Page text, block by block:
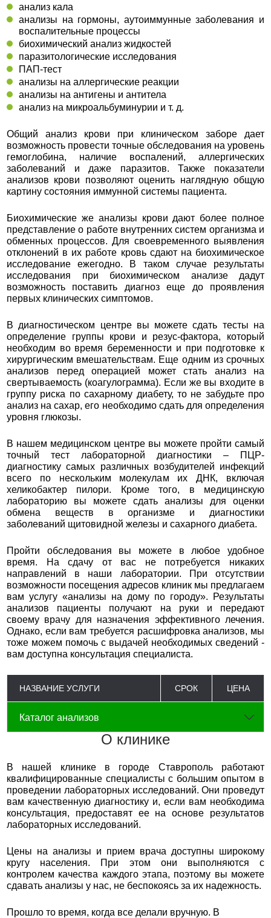
анализ кала
анализы на гормоны, аутоиммунные заболевания и
воспалительные процессы
биохимический анализ жидкостей
паразитологические исследования
ПАП-тест
анализы на аллергические реакции
анализы на антигены и антитела
анализ на микроальбуминурии и т. д.
Общий анализ крови при клиническом заборе дает
возможность провести точные обследования на уровень
гемоглобина, наличие воспалений, аллергических
заболеваний и даже паразитов. Также показатели
анализов крови позволяют оценить наглядную общую
картину состояния иммунной системы пациента.
Биохимические же анализы крови дают более полное
представление о работе внутренних систем организма и
обменных процессов. Для своевременного выявления
отклонений в их работе кровь сдают на биохимическое
исследование ежегодно. В таком случае результаты
исследования при биохимическом анализе дадут
возможность поставить диагноз еще до проявления
первых клинических симптомов.
В диагностическом центре вы можете сдать тесты на
определение группы крови и резус-фактора, который
необходим во время беременности и при подготовке к
хирургическим вмешательствам. Еще одним из срочных
анализов перед операцией может стать анализ на
свертываемость (коагулограмма). Если же вы входите в
группу риска по сахарному диабету, то не забудьте про
анализ на сахар, его необходимо сдать для определения
уровня глюкозы.
В нашем медицинском центре вы можете пройти самый
точный тест лабораторной диагностики – ПЦР-
диагностику самых различных возбудителей инфекций
всего по нескольким молекулам их ДНК, включая
хеликобактер пилори. Кроме того, в медицинскую
лабораторию вы можете сдать анализы для оценки
обмена веществ в организме и диагностики
заболеваний щитовидной железы и сахарного диабета.
Пройти обследования вы можете в любое удобное
время. На сдачу от вас не потребуется никаких
направлений в наши лаборатории. При отсутствии
возможности посещения адресов клиник мы предлагаем
вам услугу «анализы на дому по городу». Результаты
анализов пациенты получают на руки и передают
своему врачу для назначения эффективного лечения.
Однако, если вам требуется расшифровка анализов, мы
тоже можем помочь с выдачей необходимых сведений -
вам доступна консультация специалиста.
НАЗВАНИЕ УСЛУГИ СРОК ЦЕНА
Каталог анализов
О клинике
В нашей клинике в городе Ставрополь работают
квалифицированные специалисты с большим опытом в
проведении лабораторных исследований. Они проведут
вам качественную диагностику и, если вам необходима
консультация, предоставят ее на основе результатов
лабораторных исследований.
Цены на анализы и прием врача доступны широкому
кругу населения. При этом они выполняются с
контролем качества каждого этапа, поэтому вы можете
сдавать анализы у нас, не беспокоясь за их надежность.
Прошло то время, когда все делали вручную. В